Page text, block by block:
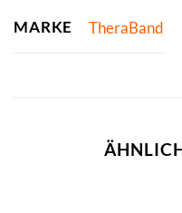
MARKE TheraBand